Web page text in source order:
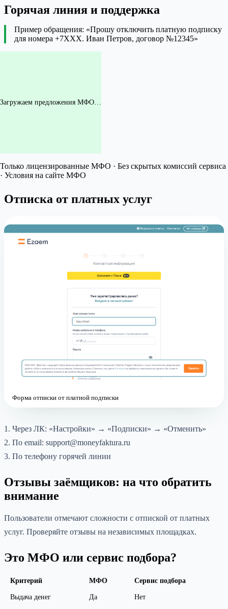
Горячая линия и поддержка
Пример обращения: «Прошу отключить платную подписку
для номера +7XXX. Иван Петров, договор №12345»
Загружаем предложения МФО…
Только лицензированные МФО · Без скрытых комиссий сервиса
· Условия на сайте МФО
Отписка от платных услуг
Форма отписки от платной подписки
1. Через ЛК: «Настройки» → «Подписки» → «Отменить»
2. По email: support@moneyfaktura.ru
3. По телефону горячей линии
Отзывы заёмщиков: на что обратить
внимание
Пользователи отмечают сложности с отпиской от платных
услуг. Проверяйте отзывы на независимых площадках.
Это МФО или сервис подбора?
Критерий МФО Сервис подбора
Выдача денег Да Нет